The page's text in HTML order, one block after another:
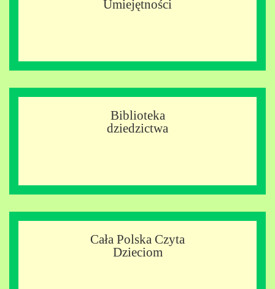
Umiejętności
Biblioteka
dziedzictwa
Cała Polska Czyta
Dzieciom